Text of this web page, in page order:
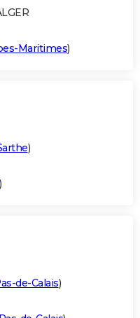
Maritimes)
)
)
de-Calais)